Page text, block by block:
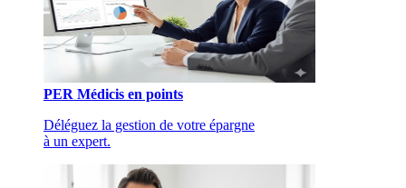
PER Médicis en points
Déléguez la gestion de votre épargne
à un expert.